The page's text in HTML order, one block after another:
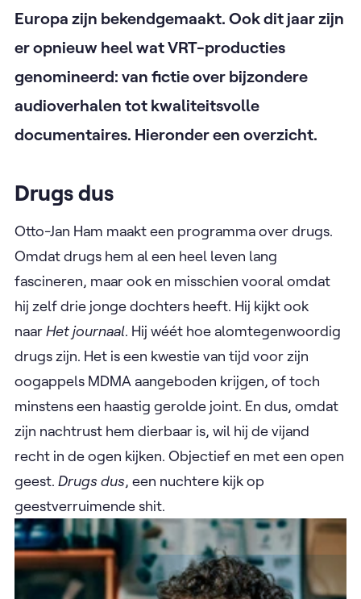
Europa zijn bekendgemaakt. Ook dit jaar zijn
er opnieuw heel wat VRT-producties
genomineerd: van fictie over bijzondere
audioverhalen tot kwaliteitsvolle
documentaires. Hieronder een overzicht.
Drugs dus
Otto-Jan Ham maakt een programma over drugs.
Omdat drugs hem al een heel leven lang
fascineren, maar ook en misschien vooral omdat
hij zelf drie jonge dochters heeft. Hij kijkt ook
naarHet journaal. Hij wéét hoe alomtegenwoordig
drugs zijn. Het is een kwestie van tijd voor zijn
oogappels MDMA aangeboden krijgen, of toch
minstens een haastig gerolde joint. En dus, omdat
zijn nachtrust hem dierbaar is, wil hij de vijand
recht in de ogen kijken. Objectief en met een open
geest. Drugs dus, een nuchtere kijk op
geestverruimende shit.